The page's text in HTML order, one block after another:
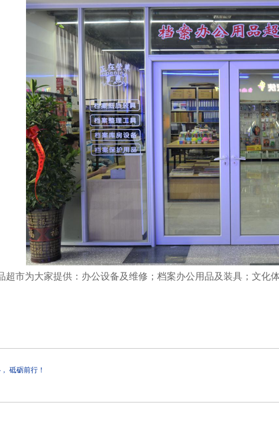
市为大家提供：办公设备及维修；档案办公用品及装具；文化
砥砺前行！